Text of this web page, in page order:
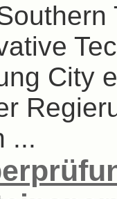
City
...